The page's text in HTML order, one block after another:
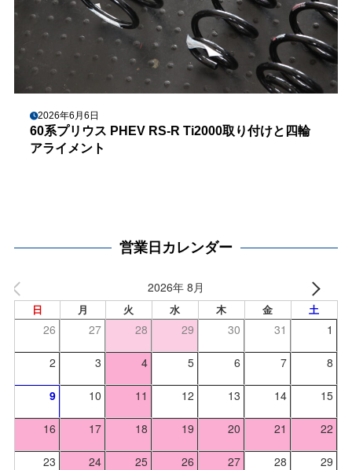
2026年6月6日
60系プリウス PHEV RS-R Ti2000取り付けと四輪
アライメント
営業日カレンダー
2026年 8月
日 月 火 水 木 金 土
26 27 28 29 30 31 1
2 3 4 5 6 7 8
9 10 11 12 13 14 15
16 17 18 19 20 21 22
23 24 25 26 27 28 29